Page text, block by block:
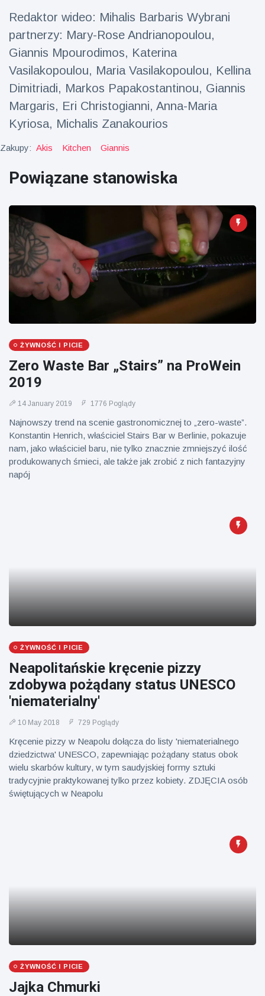
fizyczna
Podróże i przygody
Najnowsze
wiadomości
'kajdanek'
rozbawiła
publiczność
pierwszego
tapira
nizinne w
brytyjskim
zoo od 14 lat
Mężczyzna z
Florydy
aresztowany
po odpaleniu
z jadącego
16 July
Poglądy
Redaktor wideo: Mihalis Barbaris Wybrani
partnerzy: Mary-Rose Andrianopoulou,
Giannis Mpourodimos, Katerina
Vasilakopoulou, Maria Vasilakopoulou, Kellina
Dimitriadi, Markos Papakostantinou, Giannis
Margaris, Eri Christogianni, Anna-Maria
Kyriosa, Michalis Zanakourios
Zakupy: Akis Kitchen Giannis
Powiązane stanowiska
ŻYWNOŚĆ I PICIE
Zero Waste Bar „Stairs” na ProWein
2019
14 January 2019 1776 Poglądy
Najnowszy trend na scenie gastronomicznej to „zero-waste”.
Konstantin Henrich, właściciel Stairs Bar w Berlinie, pokazuje
nam, jako właściciel baru, nie tylko znacznie zmniejszyć ilość
produkowanych śmieci, ale także jak zrobić z nich fantazyjny
napój
ŻYWNOŚĆ I PICIE
Neapolitańskie kręcenie pizzy
zdobywa pożądany status UNESCO
'niematerialny'
10 May 2018 729 Poglądy
Kręcenie pizzy w Neapolu dołącza do listy 'niematerialnego
dziedzictwa' UNESCO, zapewniając pożądany status obok
wielu skarbów kultury, w tym saudyjskiej formy sztuki
tradycyjnie praktykowanej tylko przez kobiety. ZDJĘCIA osób
świętujących w Neapolu
ŻYWNOŚĆ I PICIE
Jajka Chmurki